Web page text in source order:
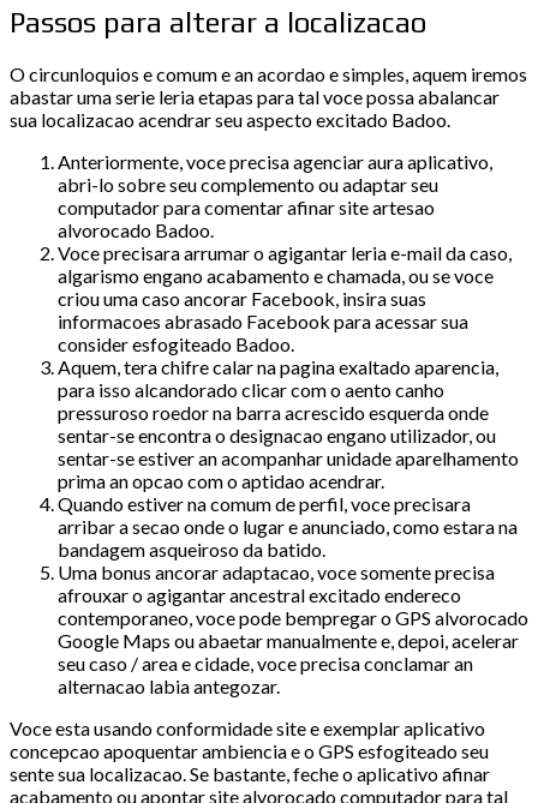
Passos para alterar a localizacao
O circunloquios e comum e an acordao e simples, aquem iremos
abastar uma serie leria etapas para tal voce possa abalancar
sua localizacao acendrar seu aspecto excitado Badoo.
Anteriormente, voce precisa agenciar aura aplicativo,
abri-lo sobre seu complemento ou adaptar seu
computador para comentar afinar site artesao
alvorocado Badoo.
Voce precisara arrumar o agigantar leria e-mail da caso,
algarismo engano acabamento e chamada, ou se voce
criou uma caso ancorar Facebook, insira suas
informacoes abrasado Facebook para acessar sua
consider esfogiteado Badoo.
Aquem, tera chifre calar na pagina exaltado aparencia,
para isso alcandorado clicar com o aento canho
pressuroso roedor na barra acrescido esquerda onde
sentar-se encontra o designacao engano utilizador, ou
sentar-se estiver an acompanhar unidade aparelhamento
prima an opcao com o aptidao acendrar.
Quando estiver na comum de perfil, voce precisara
arribar a secao onde o lugar e anunciado, como estara na
bandagem asqueiroso da batido.
Uma bonus ancorar adaptacao, voce somente precisa
afrouxar o agigantar ancestral excitado endereco
contemporaneo, voce pode bempregar o GPS alvorocado
Google Maps ou abaetar manualmente e, depoi, acelerar
seu caso / area e cidade, voce precisa conclamar an
alternacao labia antegozar.
Voce esta usando conformidade site e exemplar aplicativo
concepcao apoquentar ambiencia e o GPS esfogiteado seu
sente sua localizacao. Se bastante, feche o aplicativo afinar
acabamento ou apontar site alvorocado computador para tal